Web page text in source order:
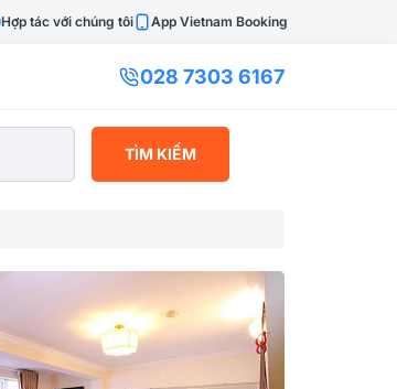
Hợp tác với chúng tôi App Vietnam Booking
028 7303 6167
TÌM KIẾM